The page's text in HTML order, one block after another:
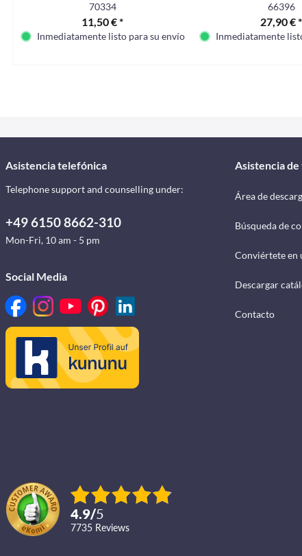
70334
11,50 € *
Inmediatamente listo para su envío
66396
27,90 € *
Inmediatamente
Asistencia telefónica
Telephone support and counselling under:
+49 6150 8662-310
Mon-Fri, 10 am - 5 pm
Social Media
4.9/5
7735 reviews
Asistencia
Área de
Búsqueda de
Conviértete
Descargar
Contacto